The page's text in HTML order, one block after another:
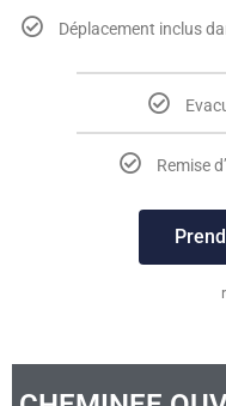
Déplacement inclus
Remise